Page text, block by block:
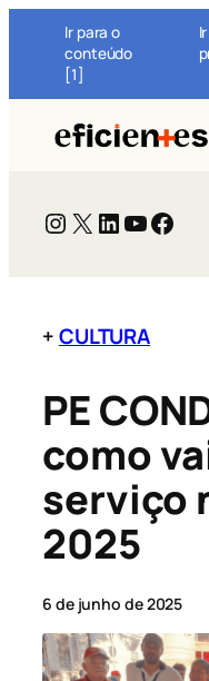
conteúdo
Ir para o
conteúdo
[1]
Instagram X LinkedIn Youtube Facebook
+CULTURA
PE
como
serviço
2025
6 de junho de 2025